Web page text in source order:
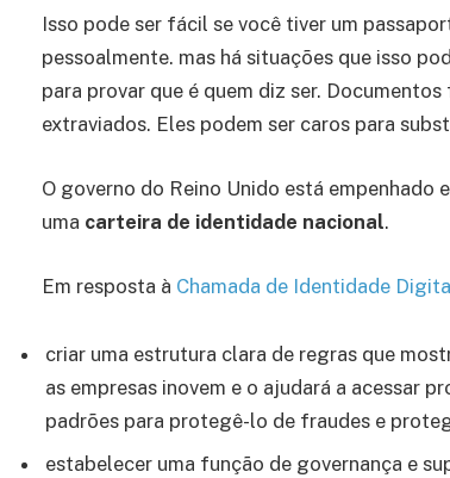
Isso pode ser fácil se você tiver um
pessoalmente. mas há situações que isso
para provar que é quem diz ser.
extraviados. Eles podem ser caros para
O governo do Reino Unido está empenhado
uma carteira de identidade nacional.
Em resposta à Chamada de Identidade
criar uma estrutura clara de regras que
as empresas inovem e o ajudará a acessar
padrões para protegê-lo de fraudes e
estabelecer uma função de governança e